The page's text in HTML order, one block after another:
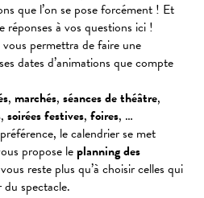
que l’on se pose forcément ! Et
réponses à vos questions ici !
permettra de faire une
dates d’animations que compte
, marchés, séancesdethéâtre,
, soiréesfestives, foires, …
le calendrier se met
propose le planning des
reste plus qu’à choisir celles qui
spectacle.